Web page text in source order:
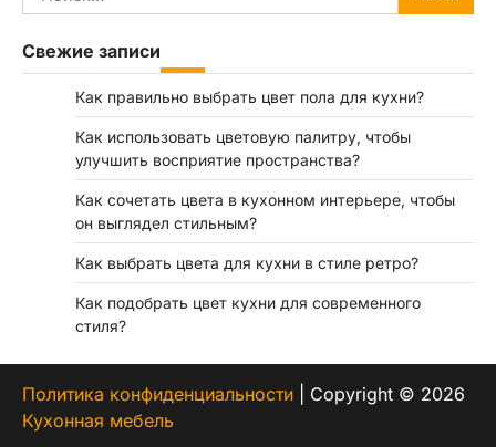
Свежие записи
Как правильно выбрать цвет пола для кухни?
Как использовать цветовую палитру, чтобы
улучшить восприятие пространства?
Как сочетать цвета в кухонном интерьере, чтобы
он выглядел стильным?
Как выбрать цвета для кухни в стиле ретро?
Как подобрать цвет кухни для современного
стиля?
Политика конфиденциальности
Copyright © 2026
Кухонная мебель